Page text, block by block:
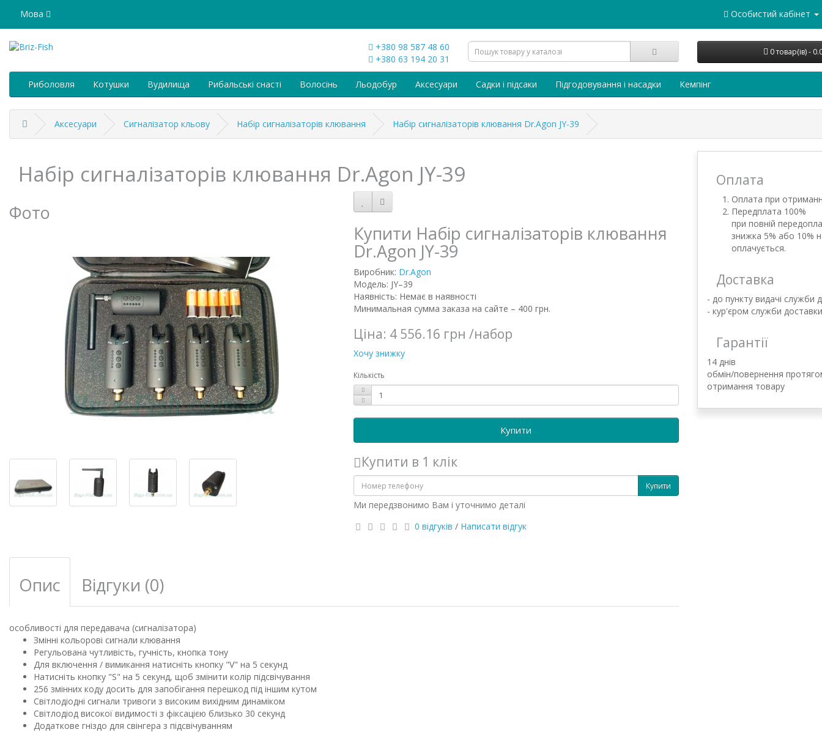
Мова Особистий кабінет
+380 98 587 48 60
+380 63 194 20 31
0 товар(ів) -
Риболовля Котушки Вудилища Рибальські снасті Волосінь Льодобур Аксесуари Садки і підсаки Підгодовування і насадки Кемпінг
Аксесуари Сигналізатор кльову Набір сигналізаторів клювання Набір сигналізаторів клювання Dr.Agon JY-39
Набір сигналізаторів клювання Dr.Agon JY-39
Фото
Купити Набір сигналізаторів клювання
Dr.Agon JY-39
Виробник: Dr.Agon
Модель: JY–39
Наявність: Немає в наявності
Минимальная сумма заказа на сайте – 400 грн.
Ціна: 4 556.16 грн /набор
Хочу знижку
Кількість
Купити
Купити в 1 клік
Купити
Ми передзвонимо Вам і уточнимо деталі
0 відгуків / Написати відгук
Опис Відгуки (0)
особливості для передавача (сигналізатора)
Змінні кольорові сигнали клювання
Регульована чутливість, гучність, кнопка тону
Для включення / вимикання натисніть кнопку "V" на 5 секунд
Натисніть кнопку "S" на 5 секунд, щоб змінити колір підсвічування
256 змінних коду досить для запобігання перешкод під іншим кутом
Світлодіодні сигнали тривоги з високим вихідним динаміком
Світлодіод високої видимості з фіксацією близько 30 секунд
Додаткове гніздо для свінгера з підсвічуванням
Оплата
Оплата при
Передплата 100%
при повній
знижка 5% або 10%
оплачується.
Доставка
- до пункту видачі служби
- кур'єром служби
Гарантії
14 днів
обмін/повернення
отримання товару